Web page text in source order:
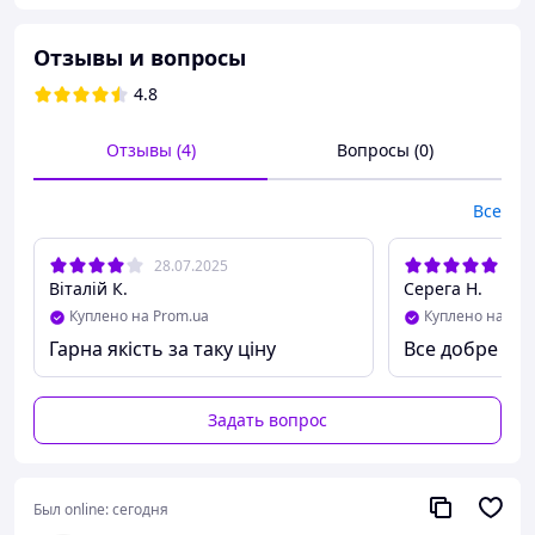
Отзывы и вопросы
4.8
Отзывы (4) Вопросы (0)
Все
28.07.2025
Віталій К.
Куплено на Prom.ua
Гарна якість за таку ціну
Серега Н.
Куплено на
Все добре
Задать вопрос
Был online:сегодня